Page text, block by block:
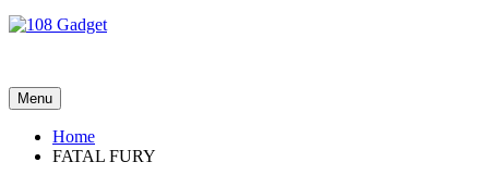
Menu
Home
FATAL FURY